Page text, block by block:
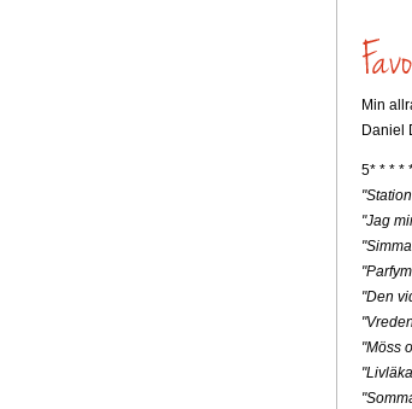
Min
Daniel
5* * * *
"Jag
"Den
"Möss